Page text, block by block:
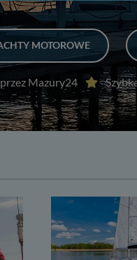
MOTOROWE
Mazury24